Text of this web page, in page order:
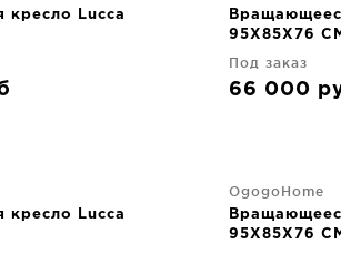
кресло Lucca
95X85X76
Под заказ
66 000
кресло Lucca
OgogoHome
95X85X76